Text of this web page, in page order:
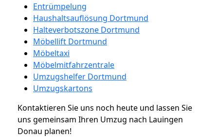
Entrümpelung
Haushaltsauflösung Dortmund
Halteverbotszone Dortmund
Möbellift Dortmund
Möbeltaxi
Möbelmitfahrzentrale
Umzugshelfer Dortmund
Umzugskartons
Kontaktieren Sie uns noch heute und lassen Sie
uns gemeinsam Ihren Umzug nach Lauingen
Donau planen!